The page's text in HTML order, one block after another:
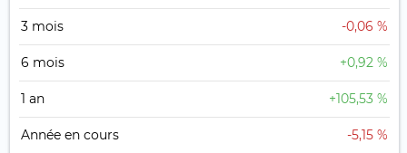
3 mois -0,06 %
6 mois +0,92 %
1 an +105,53 %
Année en cours -5,15 %